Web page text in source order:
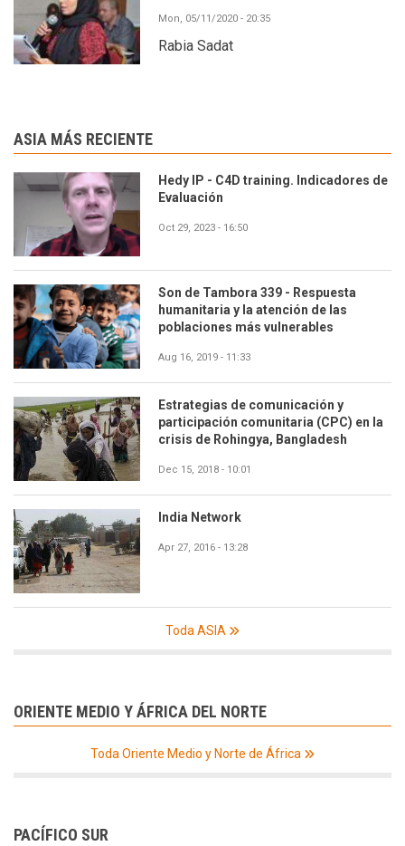
Mon, 05/11/2020 - 20:35
Rabia Sadat
ASIA MÁS RECIENTE
Hedy IP - C4D training. Indicadores de
Evaluación
Oct 29, 2023 - 16:50
Son de Tambora 339 - Respuesta
humanitaria y la atención de las
poblaciones más vulnerables
Aug 16, 2019 - 11:33
Estrategias de comunicación y
participación comunitaria (CPC) en la
crisis de Rohingya, Bangladesh
Dec 15, 2018 - 10:01
India Network
Apr 27, 2016 - 13:28
Toda ASIA
ORIENTE MEDIO Y ÁFRICA DEL NORTE
Toda Oriente Medio y Norte de África
PACÍFICO SUR